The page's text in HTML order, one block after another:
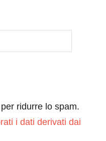
ridurre lo spam.
i dati derivati dai